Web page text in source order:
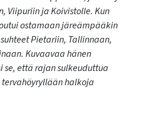
Viipuriin ja Koivistolle. Kun
ostamaan järeämpääkin
Pietariin, Tallinnaan,
Kuvaavaa hänen
se, että rajan sulkeuduttua
halkoja